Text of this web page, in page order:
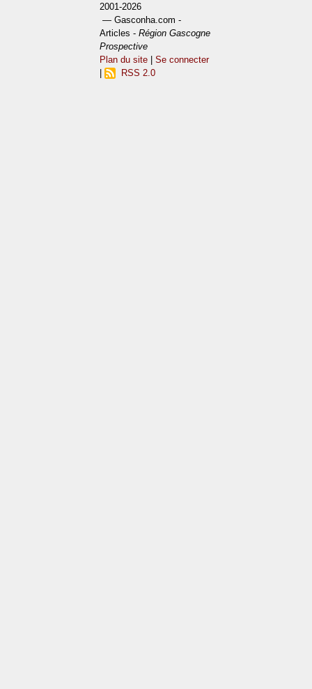
2001-2026
— Gasconha.com -
Articles -Région Gascogne
Prospective
Plan du site |Se connecter
RSS 2.0